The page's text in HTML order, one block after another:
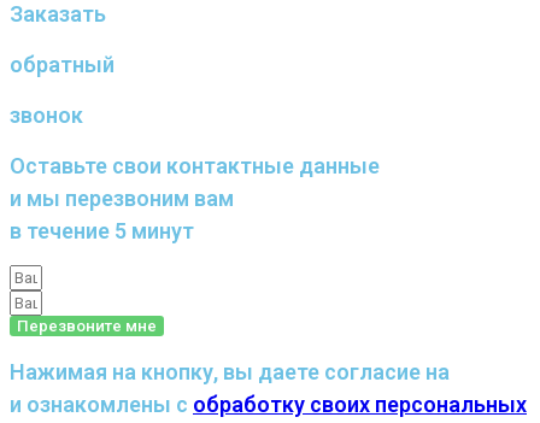
Заказать
обратный
звонок
Оставьте свои контактные данные
и мы перезвоним вам
в течение 5 минут
Перезвоните мне
Нажимая на кнопку, вы даете согласие на
и ознакомлены с обработку своих персональных